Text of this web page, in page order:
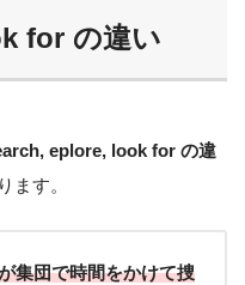
for の違い
eplore, look for の違
ます。
集団で時間をかけて捜